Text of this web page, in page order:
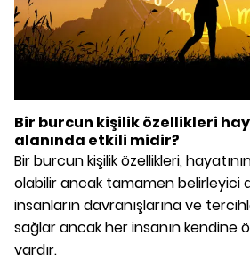
Bir burcun kişilik özellikleri
alanında etkili midir?
Bir burcun kişilik özellikleri,
olabilir ancak tamamen belirleyici
insanların davranışlarına ve
sağlar ancak her insanın kendine
vardır.